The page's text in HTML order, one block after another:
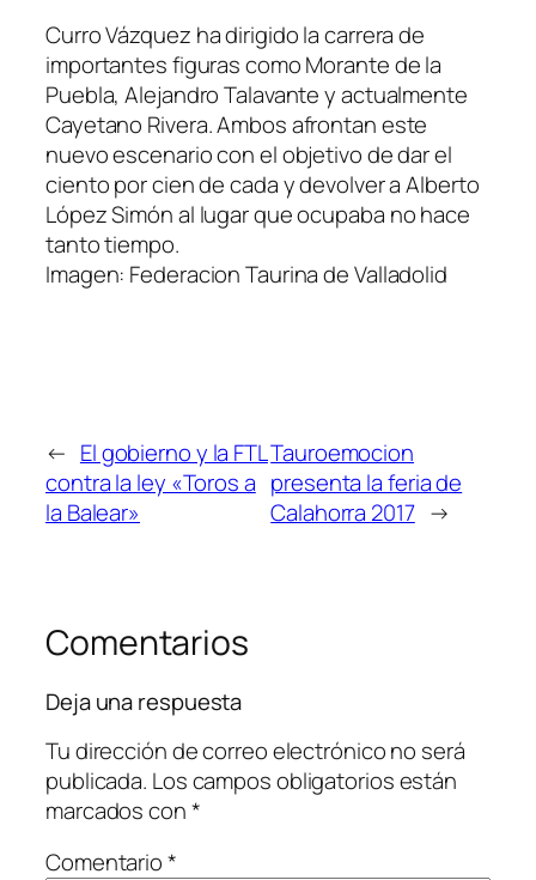
Curro Vázquez ha dirigido la carrera de
importantes figuras como Morante de la
Puebla, Alejandro Talavante y actualmente
Cayetano Rivera. Ambos afrontan este
nuevo escenario con el objetivo de dar el
ciento por cien de cada y devolver a Alberto
López Simón al lugar que ocupaba no hace
tanto tiempo.
Imagen: Federacion Taurina de Valladolid
← El gobierno y la FTL
contra la ley «Toros a
la Balear»
Tauroemocion
presenta la feria de
Calahorra 2017 →
Comentarios
Deja una respuesta
Tu dirección de correo electrónico no será
publicada. Los campos obligatorios están
marcados con*
Comentario*